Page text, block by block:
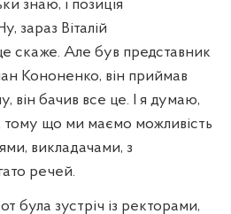
знаю, і позиція
зараз Віталій
скаже. Але був представник
Кононенко, він приймав
він бачив все це. І я думаю,
тому що ми маємо можливість
викладачами, з
речей.
була зустріч із ректорами,